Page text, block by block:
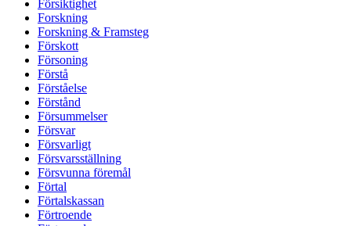
Försiktighet
Forskning
Forskning & Framsteg
Förskott
Försoning
Förstå
Förståelse
Förstånd
Försummelser
Försvar
Försvarligt
Försvarsställning
Försvunna föremål
Förtal
Förtalskassan
Förtroende